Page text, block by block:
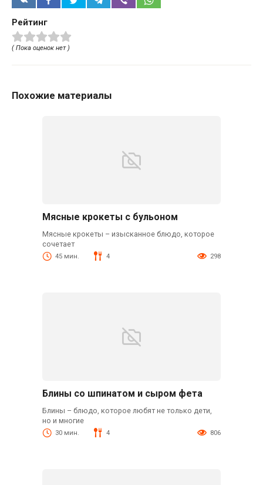
Рейтинг
( Пока оценок нет )
Похожие материалы
Мясные крокеты с бульоном
Мясные крокеты – изысканное блюдо, которое
сочетает
45 мин. 4 298
Блины со шпинатом и сыром фета
Блины – блюдо, которое любят не только дети,
но и многие
30 мин. 4 806